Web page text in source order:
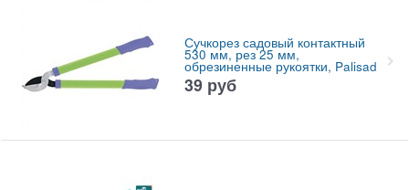
Сучкорез садовый контактный
530 мм, рез 25 мм,
обрезиненные рукоятки, Palisad
39 руб